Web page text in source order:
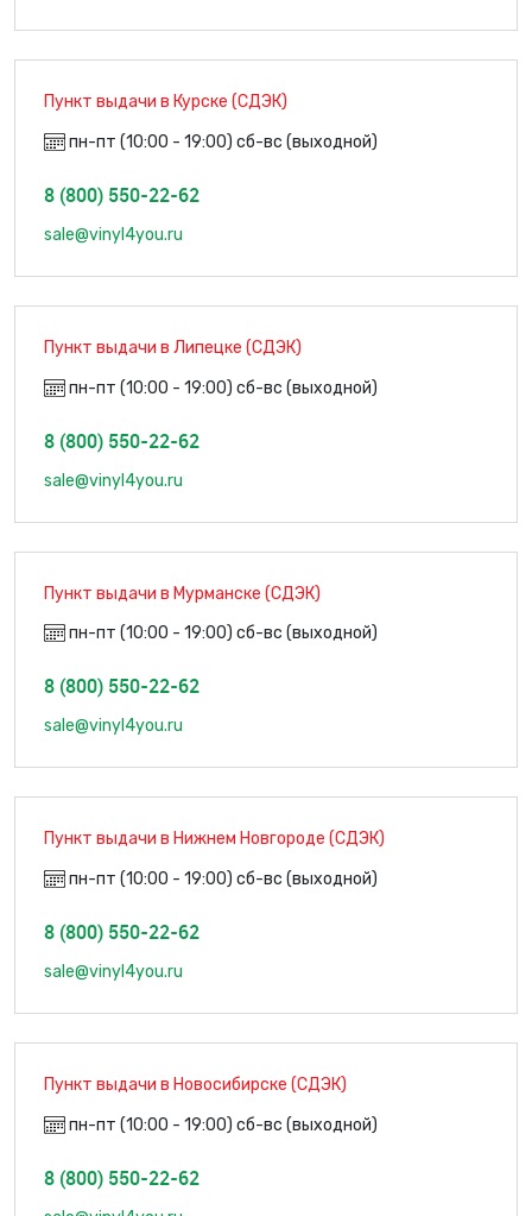
Пункт выдачи в Курске (СДЭК)
пн-пт (10:00 - 19:00) сб-вс (выходной)
8 (800) 550-22-62
sale@vinyl4you.ru
Пункт выдачи в Липецке (СДЭК)
пн-пт (10:00 - 19:00) сб-вс (выходной)
8 (800) 550-22-62
sale@vinyl4you.ru
Пункт выдачи в Мурманске (СДЭК)
пн-пт (10:00 - 19:00) сб-вс (выходной)
8 (800) 550-22-62
sale@vinyl4you.ru
Пункт выдачи в Нижнем Новгороде (СДЭК)
пн-пт (10:00 - 19:00) сб-вс (выходной)
8 (800) 550-22-62
sale@vinyl4you.ru
Пункт выдачи в Новосибирске (СДЭК)
пн-пт (10:00 - 19:00) сб-вс (выходной)
8 (800) 550-22-62